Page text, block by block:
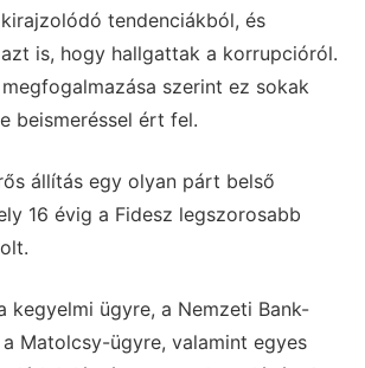
tendenciákból, és
is, hogy hallgattak a korrupcióról.
szerint ez sokak
beismeréssel ért fel.
állítás egy olyan párt belső
16 évig a Fidesz legszorosabb
kegyelmi ügyre, a Nemzeti Bank-
Matolcsy-ügyre, valamint egyes